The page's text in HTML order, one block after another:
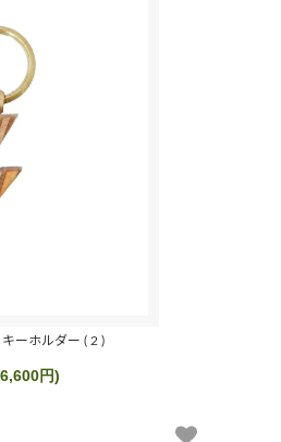
ーホルダー ( 2 )
円)